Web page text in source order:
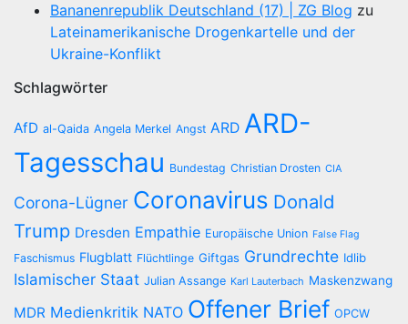
Bananenrepublik Deutschland (17) | ZG Blog zu
Lateinamerikanische Drogenkartelle und der
Ukraine-Konflikt
Schlagwörter
AfD al-Qaida Angela Merkel Angst ARD ARD-
Tagesschau Bundestag Christian Drosten CIA
Corona-Lügner Coronavirus Donald
Trump Dresden Empathie Europäische Union False Flag
Faschismus Flugblatt Flüchtlinge Giftgas Grundrechte Idlib
Islamischer Staat Julian Assange Karl Lauterbach Maskenzwang
MDR Medienkritik NATO Offener Brief OPCW